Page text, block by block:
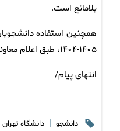
بلامانع است.
۱۴۰۵-۱۴۰۴، طبق اعلام معاونت دانشجویی دانشگاه خواهد بود.
انتهای پیام/
دانشجو | دانشگاه تهران